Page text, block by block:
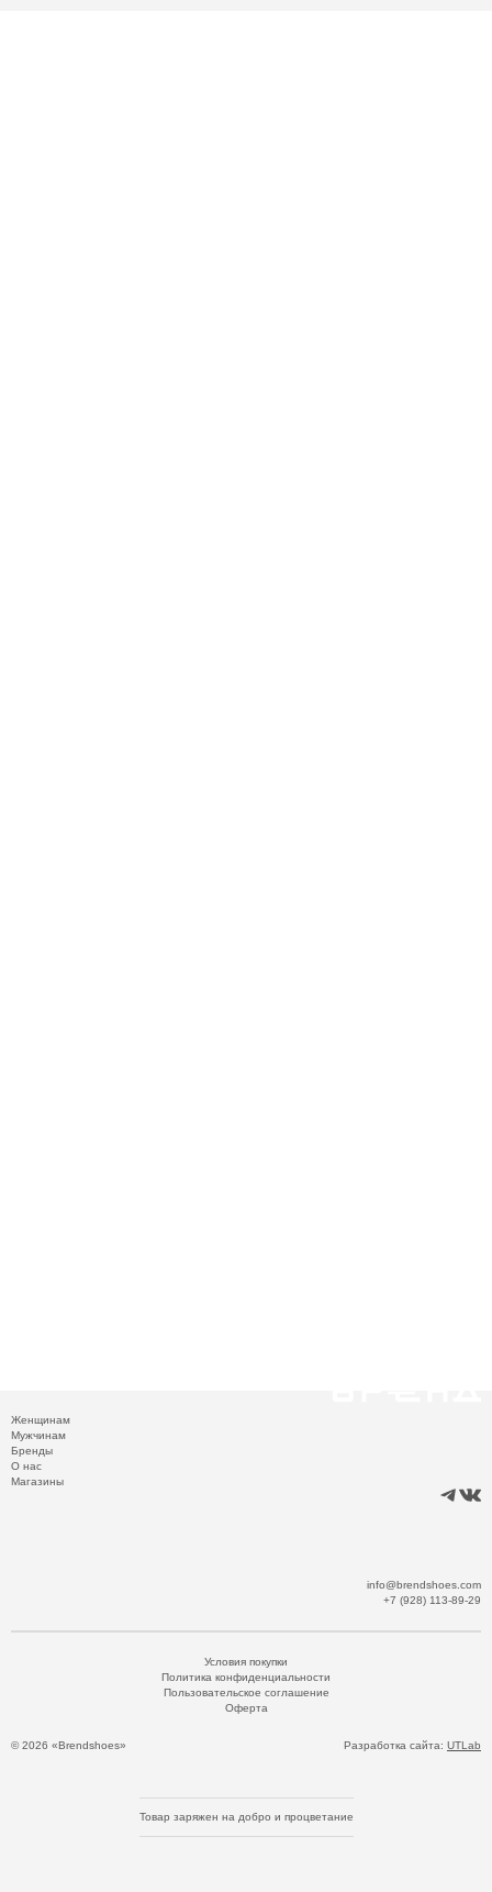
Женщинам
Мужчинам
Бренды
О нас
Магазины
info@brendshoes.com
+7 (928) 113-89-29
© 2026 «Brendshoes»
Условия покупки
Политика конфиденциальности
Пользовательское соглашение
Оферта
Разработка сайта: UTLab
Товар заряжен на добро и процветание